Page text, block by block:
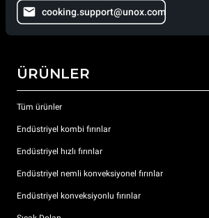
cooking.support@unox.com
ÜRÜNLER
Tüm ürünler
Endüstriyel kombi fırınlar
Endüstriyel hızlı fırınlar
Endüstriyel nemli konveksiyonel fırınlar
Endüstriyel konveksiyonlu fırınlar